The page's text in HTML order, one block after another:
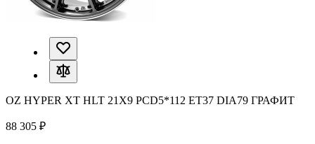
OZ HYPER XT HLT 21X9 PCD5*112 ET37 DIA79 ГРАФИТ
88 305 ₽